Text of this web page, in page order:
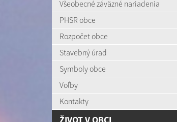
Všeobecné záväzné nariadenia
PHSR obce
Rozpočet obce
Stavebný úrad
Symboly obce
Voľby
Kontakty